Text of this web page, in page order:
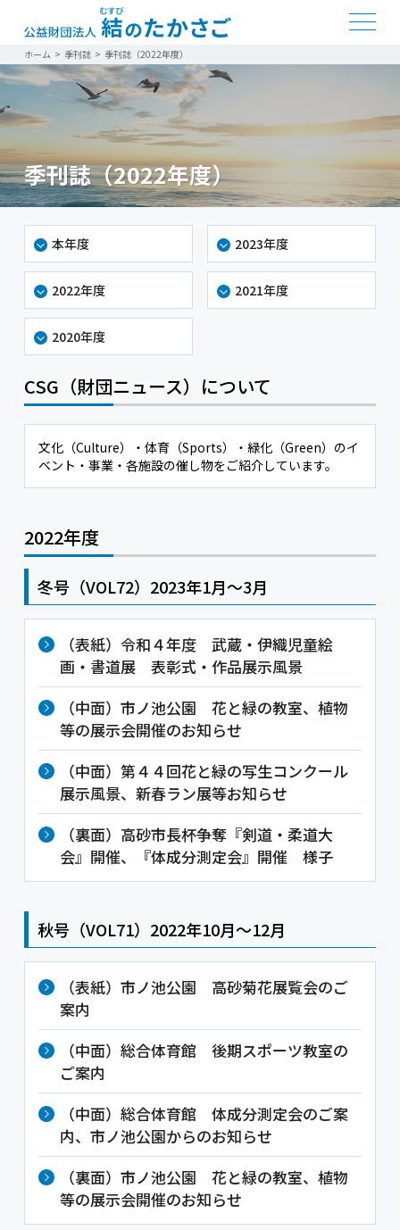
ホーム > 季刊誌> 季刊誌（2022年度）
季刊誌（2022年度）
本年度 2023年度
2022年度 2021年度
2020年度
CSG（財団ニュース）について
文化（Culture）・体育（Sports）・緑化（Green）のイ
ベント・事業・各施設の催し物をご紹介しています。
2022年度
冬号（VOL72）2023年1月～3月
（表紙）令和４年度 武蔵・伊織児童絵
画・書道展 表彰式・作品展示風景
（中面）市ノ池公園 花と緑の教室、植物
等の展示会開催のお知らせ
（中面）第４４回花と緑の写生コンクール
展示風景、新春ラン展等お知らせ
（裏面）高砂市長杯争奪『剣道・柔道大
会』開催、『体成分測定会』開催 様子
秋号（VOL71）2022年10月～12月
（表紙）市ノ池公園 高砂菊花展覧会のご
案内
（中面）総合体育館 後期スポーツ教室の
ご案内
（中面）総合体育館 体成分測定会のご案
内、市ノ池公園からのお知らせ
（裏面）市ノ池公園 花と緑の教室、植物
等の展示会開催のお知らせ